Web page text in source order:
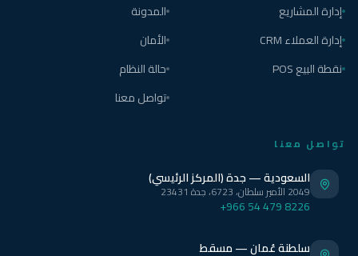
إدارة المشاريع
إدارة العملاء CRM
نقطة البيع POS
المدونة
الأمان
حالة النظام
تواصل معنا
تواصل معنا
السعودية — جدة (المركز الرئيسي)
2049 الأمير سلطان، 6723، جدة 23431
+966 54 479 8226
سلطنة عُمان — مسقط